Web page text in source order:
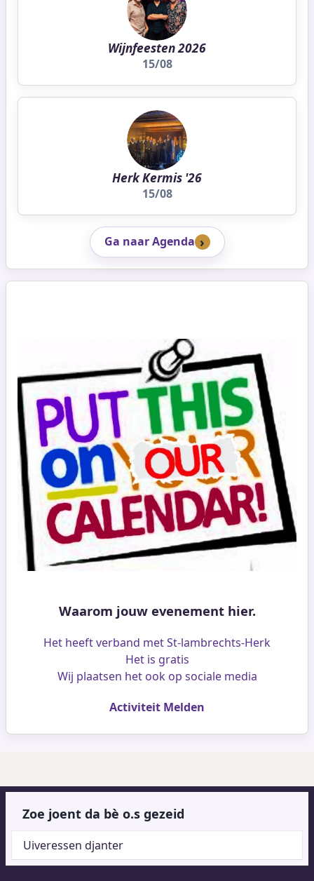
Wijnfeesten 2026
15/08
Herk Kermis '26
15/08
Ga naar Agenda
Waarom jouw evenement hier.
Het heeft verband met St-lambrechts-Herk
Het is gratis
Wij plaatsen het ook op sociale media
Activiteit Melden
Zoe joent da bè o.s gezeid
Uiveressen djanter